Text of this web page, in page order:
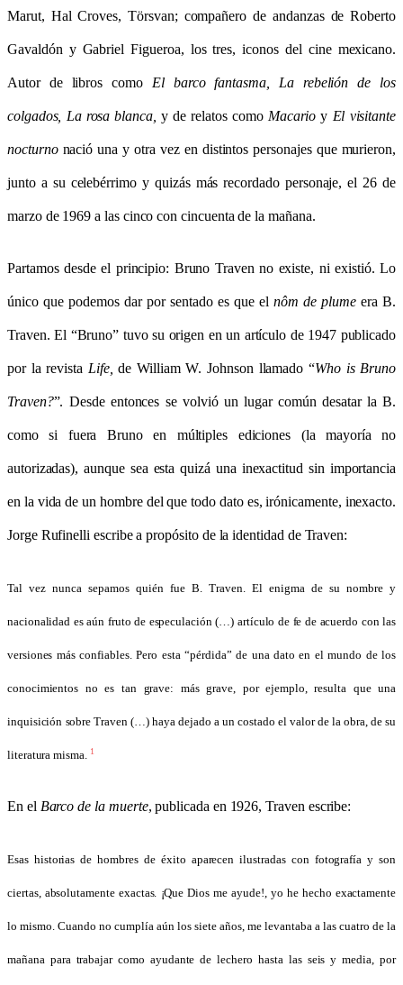
Marut, Hal Croves, Törsvan; compañero de andanzas de Roberto
Gavaldón y Gabriel Figueroa, los tres, iconos del cine mexicano.
Autor de libros como El barco fantasma, La rebelión de los
colgados, La rosa blanca,y de relatos como Macarioy El visitante
nocturno nació una y otra vez en distintos personajes que murieron,
junto a su celebérrimo y quizás más recordado personaje, el 26 de
marzo de 1969 a las cinco con cincuenta de la mañana.
Partamos desde el principio: Bruno Traven no existe, ni existió. Lo
único que podemos dar por sentado es que el nôm de plumeera B.
Traven. El “Bruno” tuvo su origen en un artículo de 1947 publicado
por la revista Life, de William W. Johnson llamado “Who is Bruno
Traven?”. Desde entonces se volvió un lugar común desatar la B.
como si fuera Bruno en múltiples ediciones (la mayoría no
autorizadas), aunque sea esta quizá una inexactitud sin importancia
en la vida de un hombre del que todo dato es, irónicamente, inexacto.
Jorge Rufinelli escribe a propósito de la identidad de Traven:
Tal vez nunca sepamos quién fue B. Traven. El enigma de su nombre y
nacionalidad es aún fruto de especulación (…) artículo de fe de acuerdo con las
versiones más confiables. Pero esta “pérdida” de una dato en el mundo de los
conocimientos no es tan grave: más grave, por ejemplo, resulta que una
inquisición sobre Traven (…) haya dejado a un costado el valor de la obra, de su
literatura misma. 1
En el Barco de la muerte, publicada en 1926, Traven escribe:
Esas historias de hombres de éxito aparecen ilustradas con fotografía y son
ciertas, absolutamente exactas. ¡Que Dios me ayude!, yo he hecho exactamente
lo mismo. Cuando no cumplía aún los siete años, me levantaba a las cuatro de la
mañana para trabajar como ayudante de lechero hasta las seis y media, por